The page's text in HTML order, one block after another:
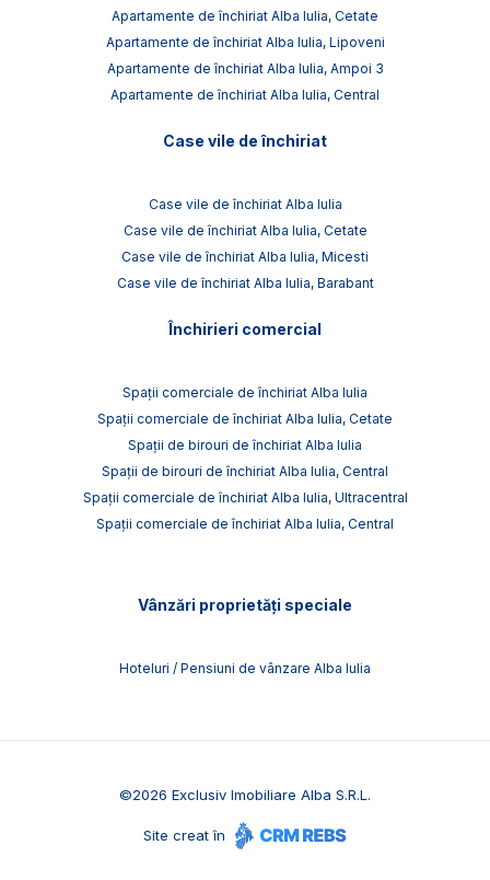
Apartamente de închiriat Alba Iulia, Cetate
Apartamente de închiriat Alba Iulia, Lipoveni
Apartamente de închiriat Alba Iulia, Ampoi 3
Apartamente de închiriat Alba Iulia, Central
Case vile de închiriat
Case vile de închiriat Alba Iulia
Case vile de închiriat Alba Iulia, Cetate
Case vile de închiriat Alba Iulia, Micesti
Case vile de închiriat Alba Iulia, Barabant
Închirieri comercial
Spații comerciale de închiriat Alba Iulia
Spații comerciale de închiriat Alba Iulia, Cetate
Spații de birouri de închiriat Alba Iulia
Spații de birouri de închiriat Alba Iulia, Central
Spații comerciale de închiriat Alba Iulia, Ultracentral
Spații comerciale de închiriat Alba Iulia, Central
Vânzări proprietăți speciale
Hoteluri / Pensiuni de vânzare Alba Iulia
©2026 Exclusiv Imobiliare Alba S.R.L.
Site creat în